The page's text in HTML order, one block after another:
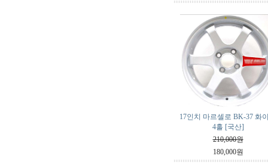
17인치 마르셀로 BK-37 화
4홀 [국산]
210,000원
180,000원